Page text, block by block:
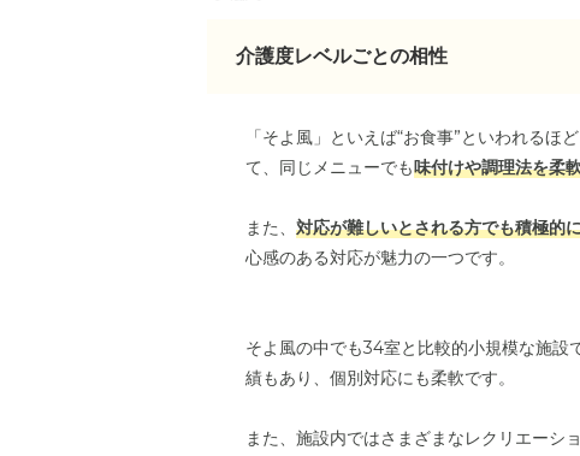
介護度レベルごとの相性
「そよ風」といえば“お食事”といわれる
て、同じメニューでも味付けや調理法を柔
また、 対応が難しいとされる方でも積極的
心感のある対応が魅力の一つです。
そよ風の中でも34室と比較的小規模な施設
績もあり、個別対応にも柔軟です。
また、施設内ではさまざまなレクリエーシ